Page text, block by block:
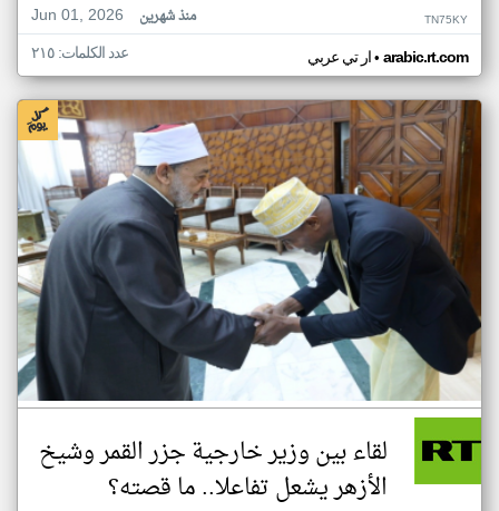
Jun 01, 2026
منذ شهرين TN75KY
ار تي عربي• arabic.rt.com عدد الكلمات: ٢١٥
لقاء بين وزير خارجية جزر القمر وشيخ
الأزهر يشعل تفاعلا.. ما قصته؟